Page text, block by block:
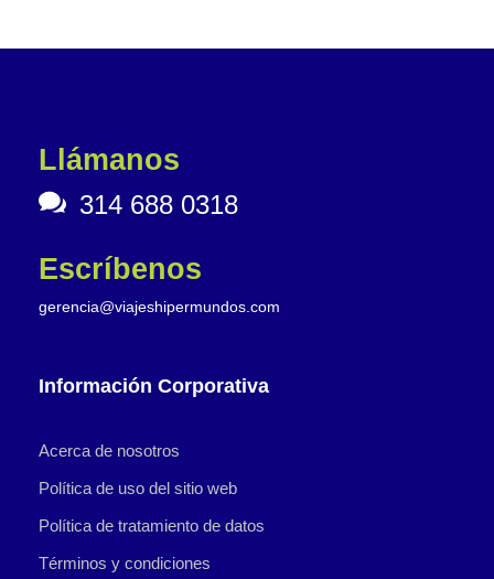
Llámanos
314 688 0318
Escríbenos
gerencia@viajeshipermundos.com
Información Corporativa
Acerca de nosotros
Política de uso del sitio web
Política de tratamiento de datos
Términos y condiciones